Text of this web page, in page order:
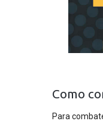
Como
Para